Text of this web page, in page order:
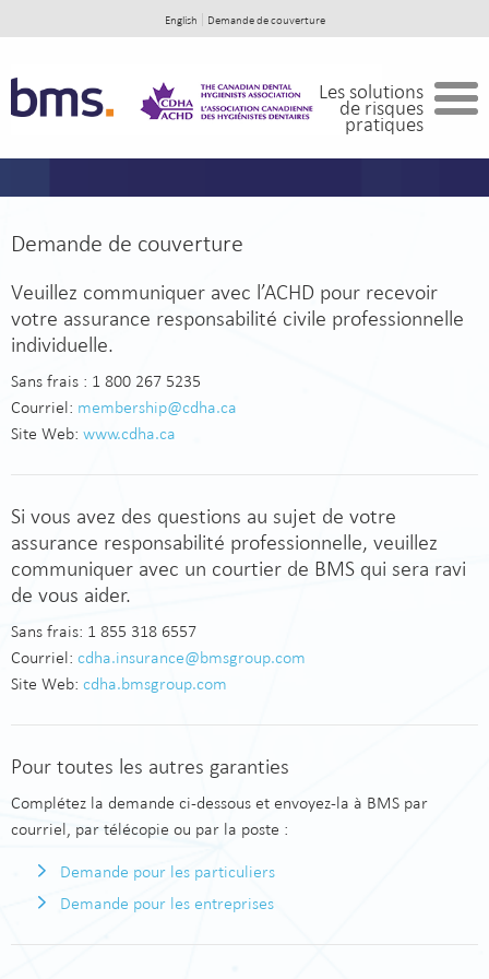
English Demande de couverture
Les solutions
de risques
pratiques
En cas de réclamation
Demande de couverture
Veuillez communiquer avec l’ACHD pour recevoir
votre assurance responsabilité civile professionnelle
individuelle.
Sans frais : 1 800 267 5235
Courriel: membership@cdha.ca
Site Web: www.cdha.ca
Si vous avez des questions au sujet de votre
assurance responsabilité professionnelle, veuillez
communiquer avec un courtier de BMS qui sera ravi
de vous aider.
Sans frais: 1 855 318 6557
Courriel: cdha.insurance@bmsgroup.com
Site Web: cdha.bmsgroup.com
Pour toutes les autres garanties
Complétez la demande ci-dessous et envoyez-la à BMS par
courriel, par télécopie ou par la poste :
Demande pour les particuliers
Demande pour les entreprises